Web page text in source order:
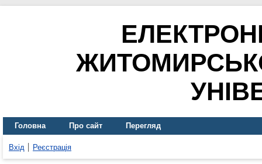
Головна Про сайт Перегляд
Вхід Реєстрація